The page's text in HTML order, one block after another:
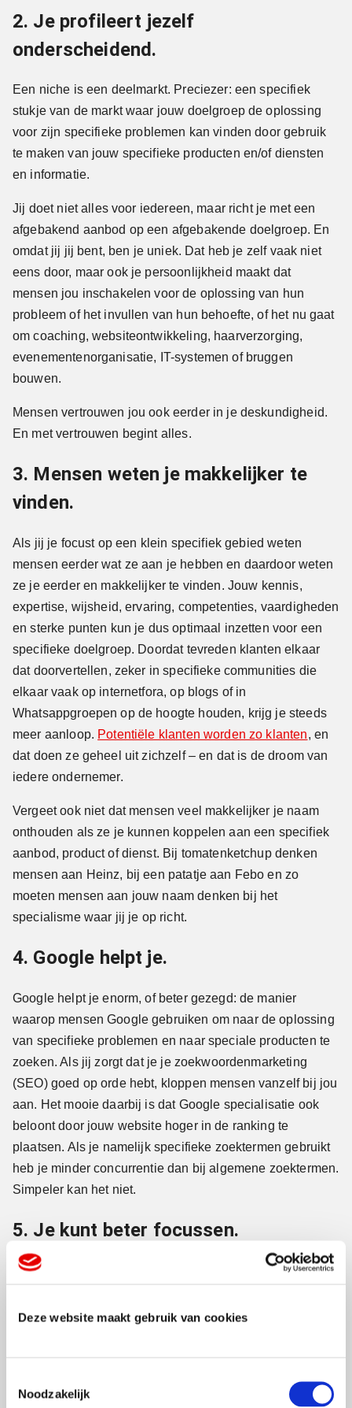
Deze website maakt gebruik van cookies
Noodzakelijk
2. Je profileert jezelf
onderscheidend.
Een niche is een deelmarkt. Preciezer: een specifiek
stukje van de markt waar jouw doelgroep de oplossing
voor zijn specifieke problemen kan vinden door gebruik
te maken van jouw specifieke producten en/of diensten
en informatie.
Jij doet niet alles voor iedereen, maar richt je met een
afgebakend aanbod op een afgebakende doelgroep. En
omdat jij jij bent, ben je uniek. Dat heb je zelf vaak niet
eens door, maar ook je persoonlijkheid maakt dat
mensen jou inschakelen voor de oplossing van hun
probleem of het invullen van hun behoefte, of het nu gaat
om coaching, websiteontwikkeling, haarverzorging,
evenementenorganisatie, IT-systemen of bruggen
bouwen.
Mensen vertrouwen jou ook eerder in je deskundigheid.
En met vertrouwen begint alles.
3. Mensen weten je makkelijker te
vinden.
Als jij je focust op een klein specifiek gebied weten
mensen eerder wat ze aan je hebben en daardoor weten
ze je eerder en makkelijker te vinden. Jouw kennis,
expertise, wijsheid, ervaring, competenties, vaardigheden
en sterke punten kun je dus optimaal inzetten voor een
specifieke doelgroep. Doordat tevreden klanten elkaar
dat doorvertellen, zeker in specifieke communities die
elkaar vaak op internetfora, op blogs of in
Whatsappgroepen op de hoogte houden, krijg je steeds
meer aanloop. Potentiële klanten worden zo klanten, en
dat doen ze geheel uit zichzelf – en dat is de droom van
iedere ondernemer.
Vergeet ook niet dat mensen veel makkelijker je naam
onthouden als ze je kunnen koppelen aan een specifiek
aanbod, product of dienst. Bij tomatenketchup denken
mensen aan Heinz, bij een patatje aan Febo en zo
moeten mensen aan jouw naam denken bij het
specialisme waar jij je op richt.
4. Google helpt je.
Google helpt je enorm, of beter gezegd: de manier
waarop mensen Google gebruiken om naar de oplossing
van specifieke problemen en naar speciale producten te
zoeken. Als jij zorgt dat je je zoekwoordenmarketing
(SEO) goed op orde hebt, kloppen mensen vanzelf bij jou
aan. Het mooie daarbij is dat Google specialisatie ook
beloont door jouw website hoger in de ranking te
plaatsen. Als je namelijk specifieke zoektermen gebruikt
heb je minder concurrentie dan bij algemene zoektermen.
Simpeler kan het niet.
5. Je kunt beter focussen.
Wat aandacht krijgt groeit. Als je alles wilt zijn voor
dus, dúrf te kiezen. Je raakt mensen kwijt maar de
mensen doen steeds meer een beroep op je, voor je